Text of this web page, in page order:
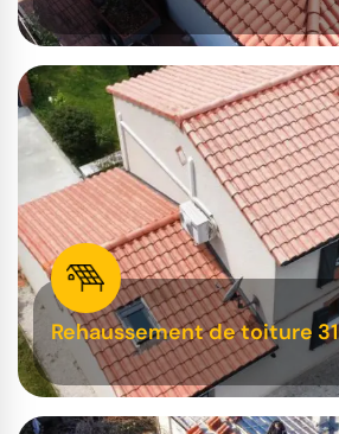
Rehaussement de toiture 31